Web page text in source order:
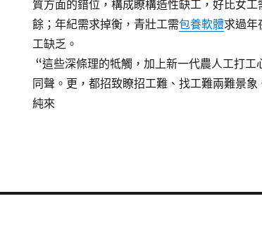
質方面的錯位，構成瞭構造性缺工，好比女工
餘；年紀需求掉衡，青壯工需包養軟體求過年
工缺乏。
“這些深條理的牴觸，加上新一代農人工打
同聲。更，都招致瞭招工難、找工難兩難景
純來